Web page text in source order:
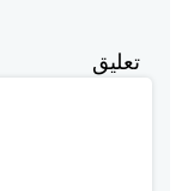
تعليق